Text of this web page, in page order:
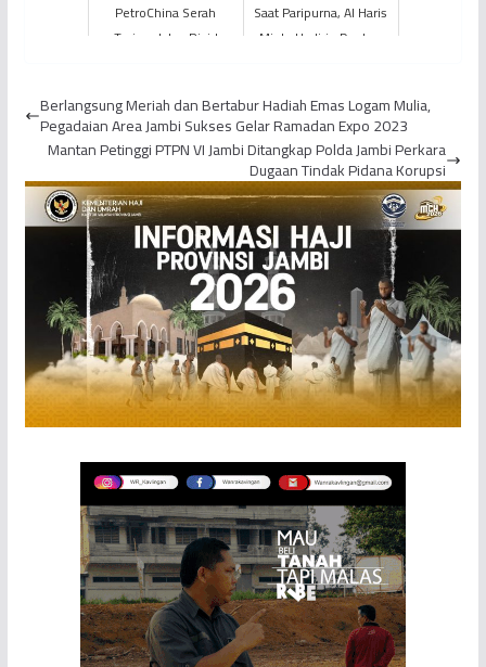
PetroChina Serah
Terima Jalan Rigid
Tanjung Jabung...
Saat Paripurna, Al Haris
Minta Hadirin Doakan
Berlangsung Meriah dan Bertabur Hadiah Emas Logam Mulia,
Pegadaian Area Jambi Sukses Gelar Ramadan Expo 2023
Mantan Petinggi PTPN VI Jambi Ditangkap Polda Jambi Perkara
Dugaan Tindak Pidana Korupsi